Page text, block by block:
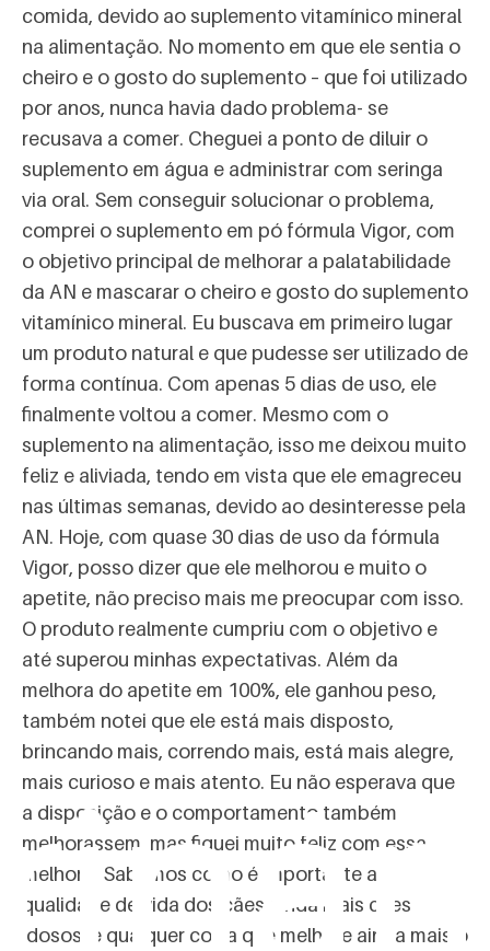
comida, devido ao suplemento vitamínico mineral
na alimentação. No momento em que ele sentia o
cheiro e o gosto do suplemento – que foi utilizado
por anos, nunca havia dado problema- se
recusava a comer. Cheguei a ponto de diluir o
suplemento em água e administrar com seringa
via oral. Sem conseguir solucionar o problema,
comprei o suplemento em pó fórmula Vigor, com
o objetivo principal de melhorar a palatabilidade
da AN e mascarar o cheiro e gosto do suplemento
vitamínico mineral. Eu buscava em primeiro lugar
um produto natural e que pudesse ser utilizado de
forma contínua. Com apenas 5 dias de uso, ele
finalmente voltou a comer. Mesmo com o
suplemento na alimentação, isso me deixou muito
feliz e aliviada, tendo em vista que ele emagreceu
nas últimas semanas, devido ao desinteresse pela
AN. Hoje, com quase 30 dias de uso da fórmula
Vigor, posso dizer que ele melhorou e muito o
apetite, não preciso mais me preocupar com isso.
O produto realmente cumpriu com o objetivo e
até superou minhas expectativas. Além da
melhora do apetite em 100%, ele ganhou peso,
também notei que ele está mais disposto,
brincando mais, correndo mais, está mais alegre,
mais curioso e mais atento. Eu não esperava que
a disposição e o comportamento também
melhorassem, mas fiquei muito feliz com essa
melhora. Sabemos como é importante a
qualidade de vida dos cães ainda mais cães
idosos, e qualquer coisa que melhore ainda mais o